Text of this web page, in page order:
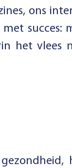
ons
succes:
het vlees